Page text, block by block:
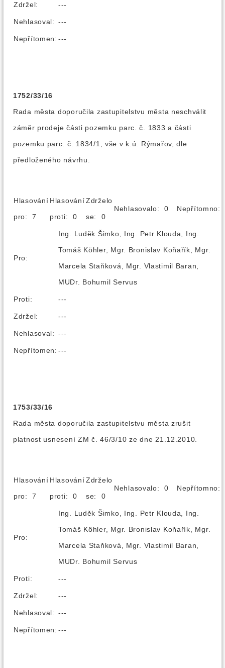
Zdržel: ---
Nehlasoval: ---
Nepřítomen: ---
1752/33/16
Rada města doporučila zastupitelstvu města neschválit
záměr prodeje části pozemku parc. č. 1833 a části
pozemku parc. č. 1834/1, vše v k.ú. Rýmařov, dle
předloženého návrhu.
Hlasování
pro: 7
Hlasování
proti: 0
Zdrželo
se: 0
Nehlasovalo: 0
Pro:
Ing. Luděk Šimko, Ing. Petr Klouda, Ing.
Tomáš Köhler, Mgr. Bronislav Koňařík, Mgr.
Marcela Staňková, Mgr. Vlastimil Baran,
MUDr. Bohumil Servus
Proti: ---
Zdržel: ---
Nehlasoval: ---
Nepřítomen: ---
1753/33/16
Rada města doporučila zastupitelstvu města zrušit
platnost usnesení ZM č. 46/3/10 ze dne 21.12.2010.
Hlasování
pro: 7
Hlasování
proti: 0
Zdrželo
se: 0
Nehlasovalo: 0
Pro:
Ing. Luděk Šimko, Ing. Petr Klouda, Ing.
Tomáš Köhler, Mgr. Bronislav Koňařík, Mgr.
Marcela Staňková, Mgr. Vlastimil Baran,
MUDr. Bohumil Servus
Proti: ---
Zdržel: ---
Nehlasoval: ---
Nepřítomen: ---